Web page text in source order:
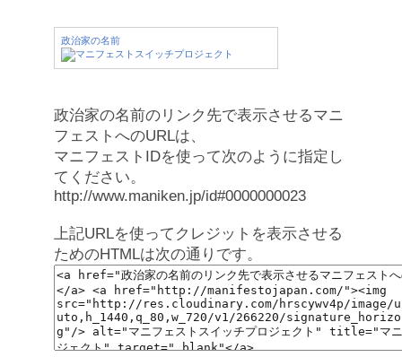
政治家の名前
政治家の名前のリンク先で表示させるマニ
フェストへのURLは、
マニフェストIDを使って次のように指定し
てください。
http://www.maniken.jp/id#0000000023
上記URLを使ってクレジットを表示させる
ためのHTMLは次の通りです。